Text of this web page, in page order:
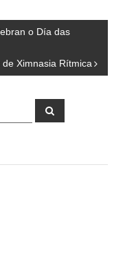
o Día das
Ximnasia Rítmica
Buscar